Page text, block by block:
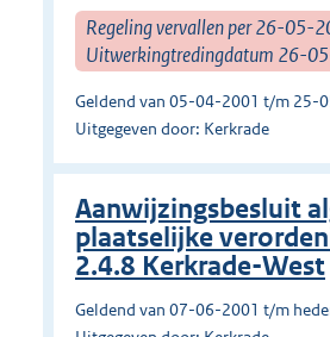
Regeling vervallen per 26-05-
Uitwerkingtredingdatum 26-
Geldend van 05-04-2001 t/m 25-
Uitgegeven door: Kerkrade
Aanwijzingsbesluit
plaatselijke
2.4.8 Kerkrade-West
Geldend van 07-06-2001 t/m